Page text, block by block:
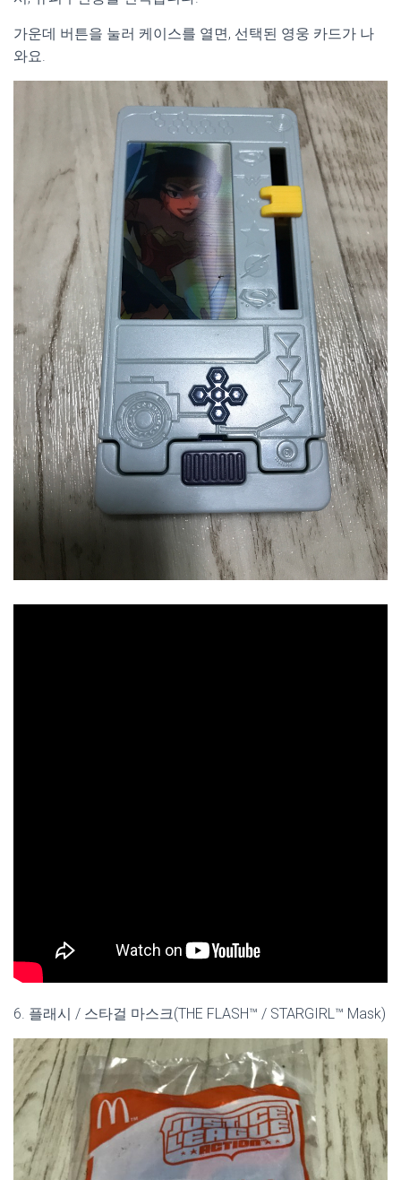
가운데 버튼을 눌러 케이스를 열면, 선택된 영웅 카드가 나
와요.
6. 플래시 / 스타걸 마스크(THE FLASH™ / STARGIRL™ Mask)